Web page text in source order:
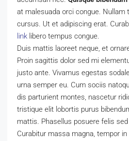
at malesuada orci congue. Nullam
cursus. Ut et adipiscing erat.
link libero tempus congue.
Duis mattis laoreet neque, et
Proin sagittis dolor sed mi
justo ante. Vivamus egestas
urna semper eu. Cum sociis
dis parturient montes, nascetur
tristique elit lobortis purus
mattis. Phasellus posuere felis
Curabitur massa magna, tempor